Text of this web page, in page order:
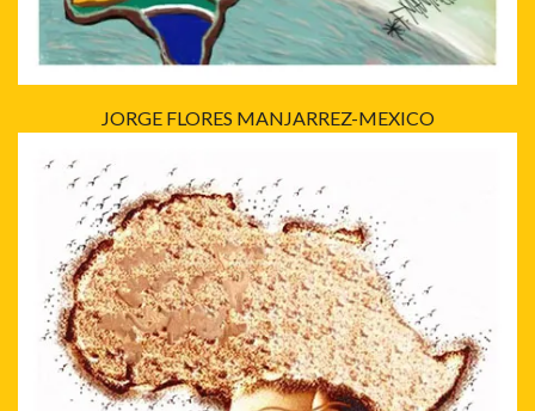
JORGE FLORES MANJARREZ-MEXICO